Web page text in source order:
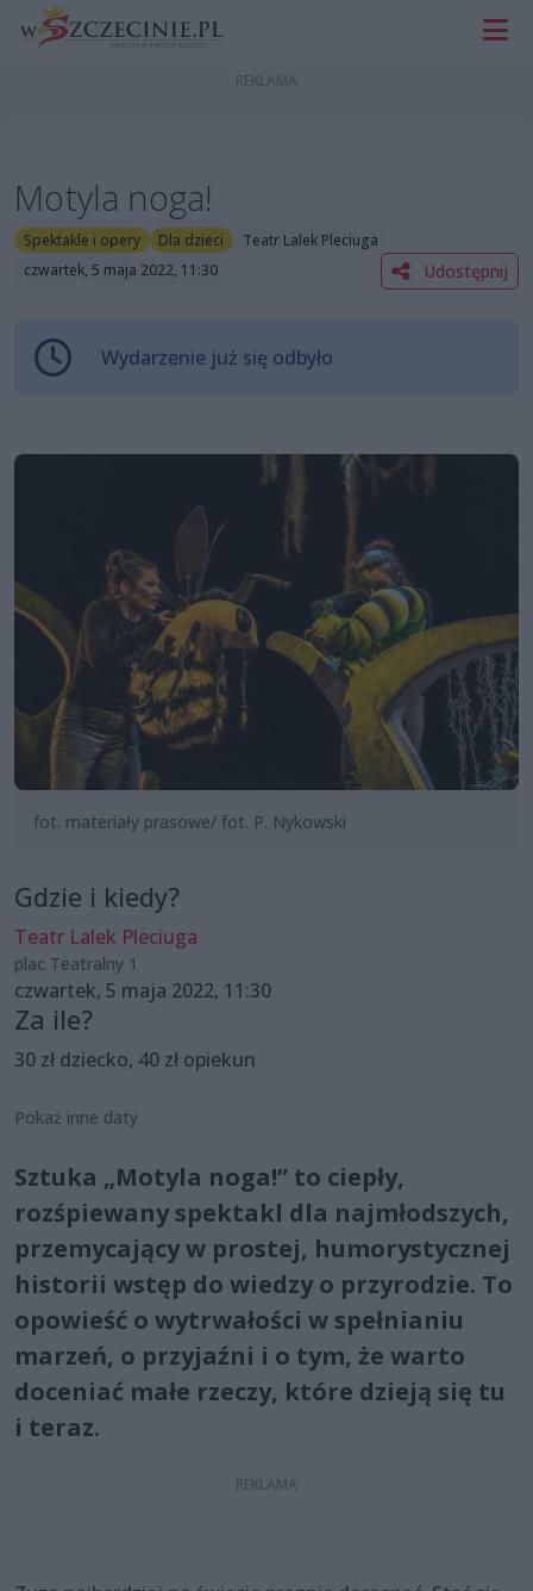
Motyla noga!
Spektakle i opery Dla dzieci
Teatr Lalek Pleciuga
czwartek, 5 maja 2022, 11:30
Udostępnij
Wydarzenie już się odbyło
fot. materiały prasowe/ fot. P. Nykowski
Gdzie i kiedy?
Teatr Lalek Pleciuga
plac Teatralny 1
czwartek, 5 maja 2022, 11:30
Za ile?
30 zł dziecko, 40 zł opiekun
Pokaż inne daty
Sztuka „Motyla noga!” to ciepły,
rozśpiewany spektakl dla najmłodszych,
przemycający w prostej, humorystycznej
historii wstęp do wiedzy o przyrodzie. To
opowieść o wytrwałości w spełnianiu
marzeń, o przyjaźni i o tym, że warto
doceniać małe rzeczy, które dzieją się tu
i teraz.